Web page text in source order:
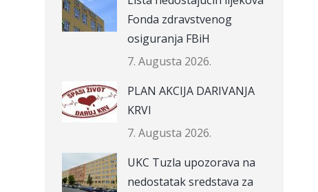
Fonda zdravstvenog
osiguranja FBiH
7. Augusta 2026.
PLAN AKCIJA DARIVANJA
KRVI
7. Augusta 2026.
UKC Tuzla upozorava na
nedostatak sredstava za